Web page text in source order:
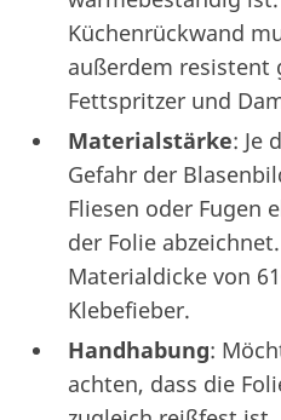
Küchenrückwand
außerdem resistent
Fettspritzer und
Materialstärke: Je
Gefahr der
Fliesen oder Fugen
der Folie
Materialdicke von
Klebefieber.
Handhabung:
achten, dass die